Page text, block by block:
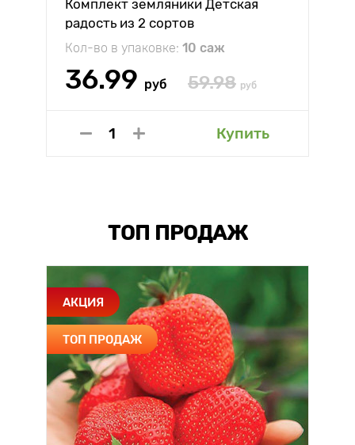
Комплект земляники Детская
радость из 2 сортов
Кол-во в упаковке: 10 саж
36.99 руб 59.98 руб
Купить
ТОП ПРОДАЖ
АКЦИЯ
ТОП ПРОДАЖ